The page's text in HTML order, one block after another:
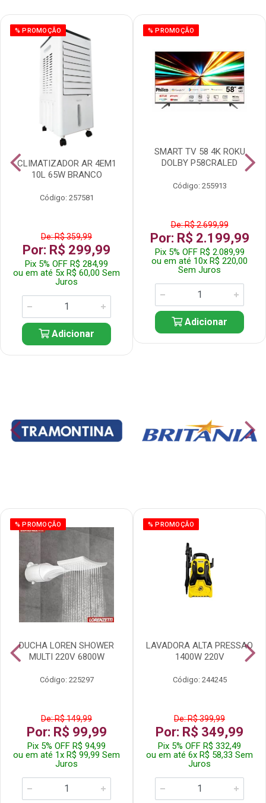
% PROMOÇÃO
CLIMATIZADOR AR 4EM1
10L 65W BRANCO
Código: 257581
De: R$ 359,99
Por: R$ 299,99
Pix 5% OFF R$ 284,99
ou em até 5x R$ 60,00 Sem
Juros
Adicionar
% PROMOÇÃO
SMART TV 58 4K ROKU
DOLBY P58CRALED
Código: 255913
De: R$ 2.699,99
Por: R$ 2.199,99
Pix 5% OFF R$ 2.089,99
ou em até 10x R$ 220,00
Sem Juros
Adicionar
% PROMOÇÃO
DUCHA LOREN SHOWER
MULTI 220V 6800W
Código: 225297
De: R$ 149,99
Por: R$ 99,99
Pix 5% OFF R$ 94,99
ou em até 1x R$ 99,99 Sem
Juros
% PROMOÇÃO
LAVADORA ALTA PRESSAO
1400W 220V
Código: 244245
De: R$ 399,99
Por: R$ 349,99
Pix 5% OFF R$ 332,49
ou em até 6x R$ 58,33 Sem
Juros